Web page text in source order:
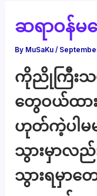
ဆရာဝန်မ
By MuSaKu/
ကိုညိုကြီးသ
တွေဝယ်ထား
ဟုတ်ကဲ့ပါမ
သွားမှာလည်
သွားရမှာတ